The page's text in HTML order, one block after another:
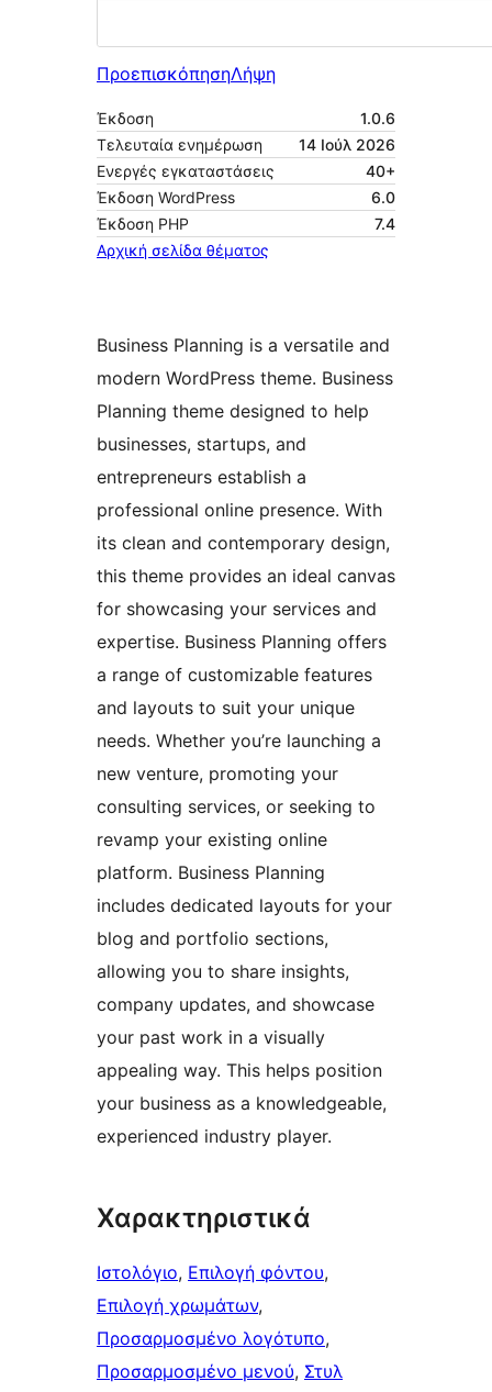
ΠροεπισκόπησηΛήψη
Έκδοση
1.0.6
Τελευταία ενημέρωση
14 Ιούλ 2026
Ενεργές εγκαταστάσεις
40+
Έκδοση WordPress
6.0
Έκδοση ΡΗΡ
7.4
Αρχική σελίδα θέματος
Business Planning is a versatile and
modern WordPress theme. Business
Planning theme designed to help
businesses, startups, and
entrepreneurs establish a
professional online presence. With
its clean and contemporary design,
this theme provides an ideal canvas
for showcasing your services and
expertise. Business Planning offers
a range of customizable features
and layouts to suit your unique
needs. Whether you’re launching a
new venture, promoting your
consulting services, or seeking to
revamp your existing online
platform. Business Planning
includes dedicated layouts for your
blog and portfolio sections,
allowing you to share insights,
company updates, and showcase
your past work in a visually
appealing way. This helps position
your business as a knowledgeable,
experienced industry player.
Χαρακτηριστικά
Ιστολόγιο, Επιλογή φόντου
Επιλογή χρωμάτων
Προσαρμοσμένο λογότυπο
Προσαρμοσμένο μενού, Στυλ